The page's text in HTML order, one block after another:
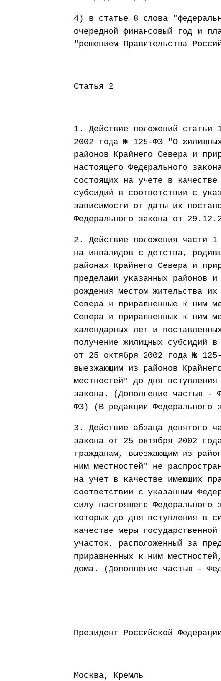
4) в статье 8 слова
очередной финансовый год и
"решением Правительства
Статья 2
1. Действие положений статьи
2002 года № 125-ФЗ "О
районов Крайнего Севера и
настоящего Федерального
состоящих на учете в
субсидий в соответствии с
зависимости от даты их
Федерального закона от
2. Действие положения части 1
на инвалидов с детства,
районах Крайнего Севера и
пределами указанных районов
рождения местом жительства
Севера и приравненные к ним
Севера и приравненных к ним
календарных лет и
получение жилищных субсидий
от 25 октября 2002 года №
выезжающим из районов
местностей" до дня
закона. (Дополнение частью -
ФЗ) (В редакции
3. Действие абзаца девятого
закона от 25 октября 2002
гражданам, выезжающим из
ним местностей" не
на учет в качестве имеющих
соответствии с указанным
силу настоящего
которых до дня вступления в
качестве меры
участок, расположенный за
приравненных к ним
дома. (Дополнение частью -
Президент
Москва, Кремль